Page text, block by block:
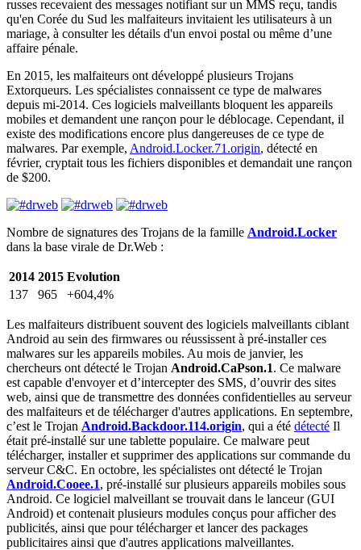
russes recevaient des messages notifiant sur un MMS reçu, tandis
qu'en Corée du Sud les malfaiteurs invitaient les utilisateurs à un
mariage, à consulter les détails d'un envoi postal ou même d’une
affaire pénale.
En 2015, les malfaiteurs ont développé plusieurs Trojans
Extorqueurs. Les spécialistes connaissent ce type de malwares
depuis mi-2014. Ces logiciels malveillants bloquent les appareils
mobiles et demandent une rançon pour le déblocage. Cependant, il
existe des modifications encore plus dangereuses de ce type de
malwares. Par exemple, Android.Locker.71.origin, détecté en
février, cryptait tous les fichiers disponibles et demandait une rançon
de $200.
Nombre de signatures des Trojans de la famille Android.Locker
dans la base virale de Dr.Web :
2014 2015 Evolution
137
965 +604,4%
Les malfaiteurs distribuent souvent des logiciels malveillants ciblant
Android au sein des firmwares ou réussissent à pré-installer ces
malwares sur les appareils mobiles. Au mois de janvier, les
chercheurs ont détecté le Trojan Android.CaPson.1. Ce malware
est capable d'envoyer et d’intercepter des SMS, d’ouvrir des sites
web, ainsi que de transmettre des données confidentielles au serveur
des malfaiteurs et de télécharger d'autres applications. En septembre,
c’est le Trojan Android.Backdoor.114.origin, qui a été détecté Il
était pré-installé sur une tablette populaire. Ce malware peut
télécharger, installer et supprimer des applications sur commande du
serveur C&C. En octobre, les spécialistes ont détecté le Trojan
Android.Cooee.1, pré-installé sur plusieurs appareils mobiles sous
Android. Ce logiciel malveillant se trouvait dans le lanceur (GUI
Android) et contenait plusieurs modules conçus pour afficher des
publicités, ainsi que pour télécharger et lancer des packages
publicitaires ainsi que d'autres applications malveillantes.